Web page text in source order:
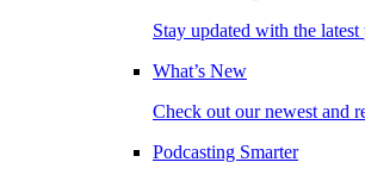
Stay updated with the
What’s New
Check out our newest and
Podcasting Smarter